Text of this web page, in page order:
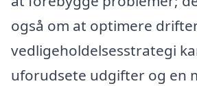
også om at optimere
vedligeholdelsesstrategi
uforudsete udgifter og en